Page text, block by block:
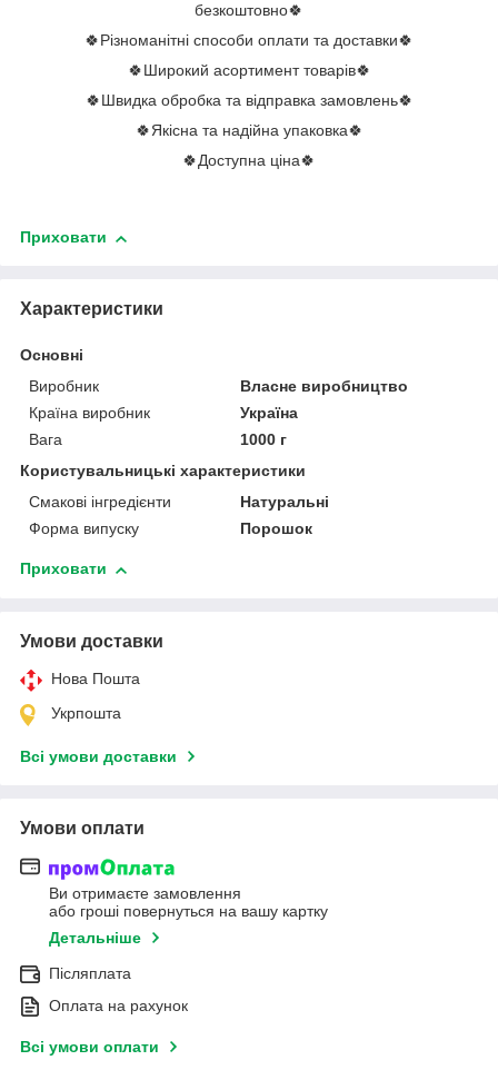
безкоштовно🍀
🍀Різноманітні способи оплати та доставки🍀
🍀Широкий асортимент товарів🍀
🍀Швидка обробка та відправка замовлень🍀
🍀Якісна та надійна упаковка🍀
🍀Доступна ціна🍀
Приховати
Характеристики
Основні
Виробник
Власне виробництво
Країна виробник
Україна
Вага
1000 г
Користувальницькі характеристики
Смакові інгредієнти
Натуральні
Форма випуску
Порошок
Приховати
Умови доставки
Нова Пошта
Укрпошта
Всі умови доставки
Умови оплати
Ви отримаєте замовлення
або гроші повернуться на вашу картку
Детальніше
Післяплата
Оплата на рахунок
Всі умови оплати